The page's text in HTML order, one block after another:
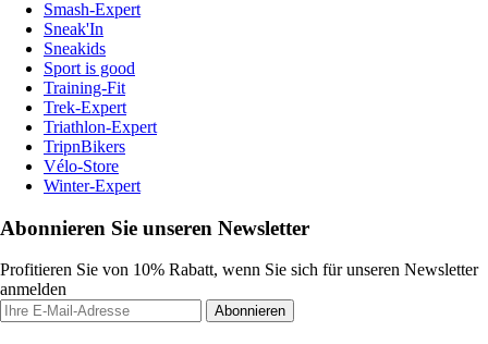
Smash-Expert
Sneak'In
Sneakids
Sport is good
Training-Fit
Trek-Expert
Triathlon-Expert
TripnBikers
Vélo-Store
Winter-Expert
Abonnieren Sie unseren Newsletter
Profitieren Sie von 10% Rabatt, wenn Sie sich für unseren Newsletter
anmelden
Abonnieren